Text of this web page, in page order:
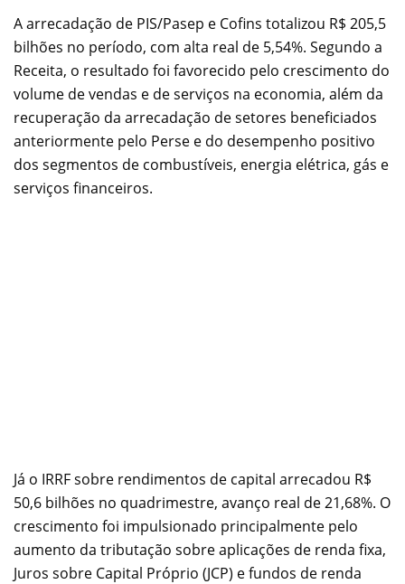
A arrecadação de PIS/Pasep e Cofins totalizou R$ 205,5
bilhões no período, com alta real de 5,54%. Segundo a
Receita, o resultado foi favorecido pelo crescimento do
volume de vendas e de serviços na economia, além da
recuperação da arrecadação de setores beneficiados
anteriormente pelo Perse e do desempenho positivo
dos segmentos de combustíveis, energia elétrica, gás e
serviços financeiros.
Já o IRRF sobre rendimentos de capital arrecadou R$
50,6 bilhões no quadrimestre, avanço real de 21,68%. O
crescimento foi impulsionado principalmente pelo
aumento da tributação sobre aplicações de renda fixa,
Juros sobre Capital Próprio (JCP) e fundos de renda